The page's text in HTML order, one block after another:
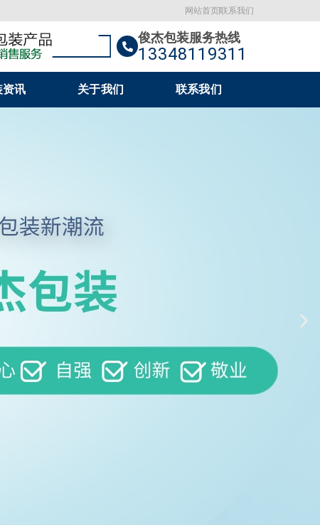
网站首页联系我们
俊杰包装服务热线
13348119311
资讯 关于我们 联系我们